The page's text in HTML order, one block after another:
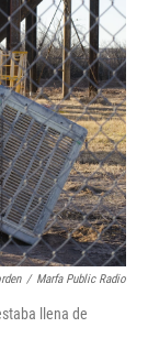
/ Marfa Public Radio
llena de